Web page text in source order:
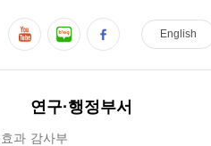
과
연구·행정부서
감사부
English